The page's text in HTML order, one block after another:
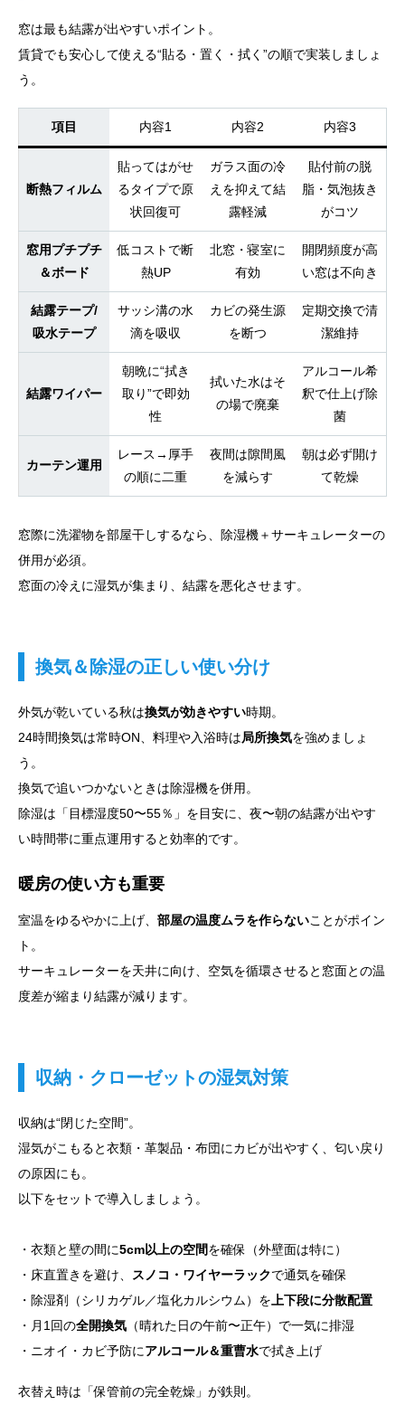
窓は最も結露が出やすいポイント。
賃貸でも安心して使える“貼る・置く・拭く”の順で実装しましょ
う。
項目 内容1 内容2 内容3
断熱フィルム
貼ってはがせ
るタイプで原
状回復可
ガラス面の冷
えを抑えて結
露軽減
貼付前の脱
脂・気泡抜き
がコツ
窓用プチプチ
＆ボード
低コストで断
熱UP
北窓・寝室に
有効
開閉頻度が高
い窓は不向き
結露テープ/
吸水テープ
サッシ溝の水
滴を吸収
カビの発生源
を断つ
定期交換で清
潔維持
結露ワイパー
朝晩に“拭き
取り”で即効
性
拭いた水はそ
の場で廃棄
アルコール希
釈で仕上げ除
菌
カーテン運用
レース→厚手
の順に二重
夜間は隙間風
を減らす
朝は必ず開け
て乾燥
窓際に洗濯物を部屋干しするなら、除湿機＋サーキュレーターの
併用が必須。
窓面の冷えに湿気が集まり、結露を悪化させます。
換気＆除湿の正しい使い分け
外気が乾いている秋は換気が効きやすい時期。
24時間換気は常時ON、料理や入浴時は局所換気を強めましょ
う。
換気で追いつかないときは除湿機を併用。
除湿は「目標湿度50〜55％」を目安に、夜〜朝の結露が出やす
い時間帯に重点運用すると効率的です。
暖房の使い方も重要
室温をゆるやかに上げ、 部屋の温度ムラを作らないことがポイン
ト。
サーキュレーターを天井に向け、空気を循環させると窓面との温
度差が縮まり結露が減ります。
収納・クローゼットの湿気対策
収納は“閉じた空間”。
湿気がこもると衣類・革製品・布団にカビが出やすく、匂い戻り
の原因にも。
以下をセットで導入しましょう。
・衣類と壁の間に5cm以上の空間を確保（外壁面は特に）
・床直置きを避け、
スノコ・ワイヤーラックで通気を確保
・除湿剤（シリカゲル／塩化カルシウム）を 上下段に分散配置
・月1回の全開換気 （晴れた日の午前〜正午）で一気に排湿
・ニオイ・カビ予防にアルコール＆重曹水で拭き上げ
衣替え時は「保管前の完全乾燥」が鉄則。